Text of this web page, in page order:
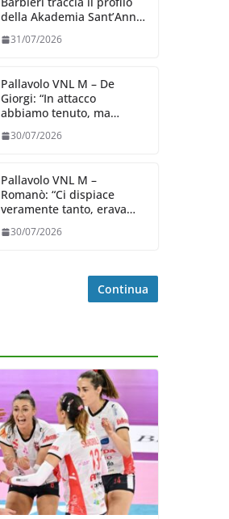
della Akademia Sant’Anna
31/07/2026
Pallavolo VNL M – De
Giorgi: “In attacco
abbiamo tenuto, ma
dalla prestazione in
30/07/2026
Pallavolo VNL M –
Romanò: “Ci dispiace
veramente tanto, eravamo
impareremo”
30/07/2026
Continua